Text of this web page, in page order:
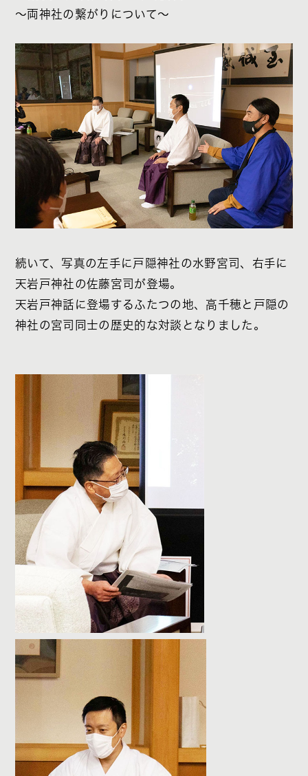
～両神社の繋がりについて～
続いて、写真の左手に戸隠神社の水野宮司、右手に
天岩戸神社の佐藤宮司が登場。
天岩戸神話に登場するふたつの地、高千穂と戸隠の
神社の宮司同士の歴史的な対談となりました。